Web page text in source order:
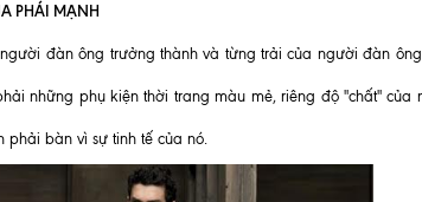
PHÁI MẠNH
đàn ông trưởng thành và từng trải của người đàn
những phụ kiện thời trang màu mẻ, riêng độ "chất"
phải bàn vì sự tinh tế của nó.